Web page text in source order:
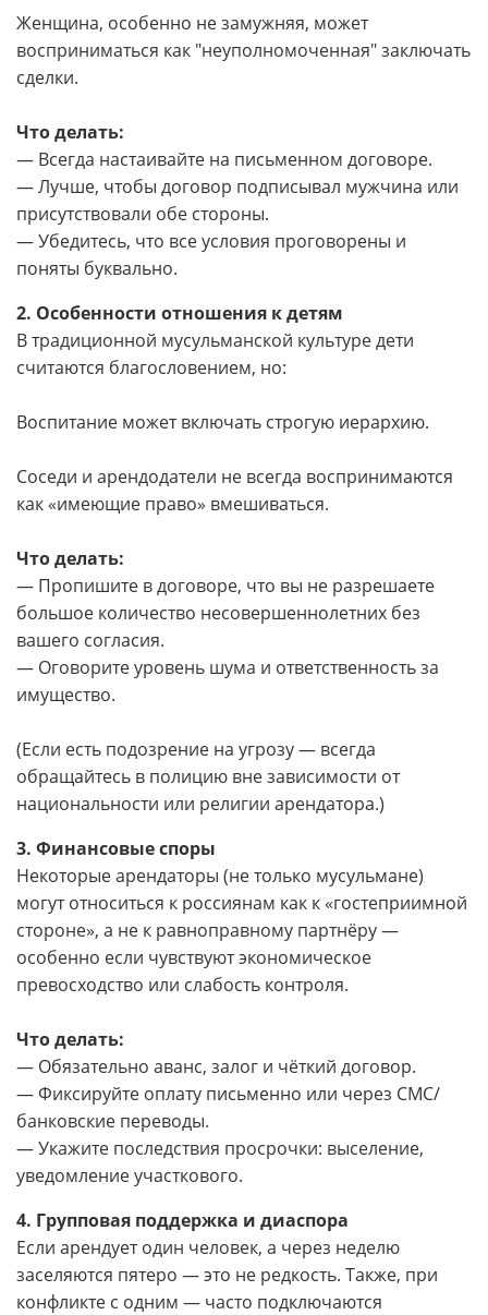
Женщина, особенно не замужняя, может
восприниматься как "неуполномоченная" заключать
сделки.
Что делать:
— Всегда настаивайте на письменном договоре.
— Лучше, чтобы договор подписывал мужчина или
присутствовали обе стороны.
— Убедитесь, что все условия проговорены и
поняты буквально.
2. Особенности отношения к детям
В традиционной мусульманской культуре дети
считаются благословением, но:
Воспитание может включать строгую иерархию.
Соседи и арендодатели не всегда воспринимаются
как «имеющие право» вмешиваться.
Что делать:
— Пропишите в договоре, что вы не разрешаете
большое количество несовершеннолетних без
вашего согласия.
— Оговорите уровень шума и ответственность за
имущество.
(Если есть подозрение на угрозу — всегда
обращайтесь в полицию вне зависимости от
национальности или религии арендатора.)
3. Финансовые споры
Некоторые арендаторы (не только мусульмане)
могут относиться к россиянам как к «гостеприимной
стороне», а не к равноправному партнёру —
особенно если чувствуют экономическое
превосходство или слабость контроля.
Что делать:
— Обязательно аванс, залог и чёткий договор.
— Фиксируйте оплату письменно или через СМС/
банковские переводы.
— Укажите последствия просрочки: выселение,
уведомление участкового.
4. Групповая поддержка и диаспора
Если арендует один человек, а через неделю
заселяются пятеро — это не редкость. Также, при
конфликте с одним — часто подключаются